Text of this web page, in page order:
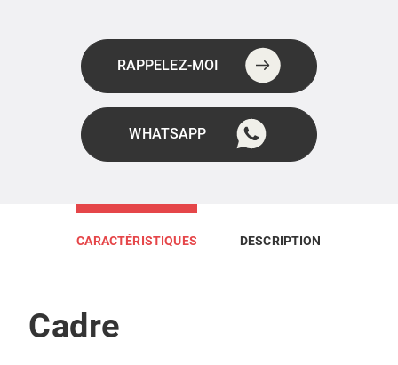
RAPPELEZ-MOI
WHATSAPP
CARACTÉRISTIQUES DESCRIPTION
Cadre